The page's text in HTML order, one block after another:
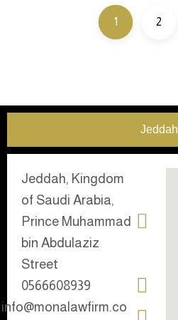
1 2
Jeddah
Jeddah, Kingdom
of Saudi Arabia,
Prince Muhammad
bin Abdulaziz
Street
0566608939
info@monalawfirm.co